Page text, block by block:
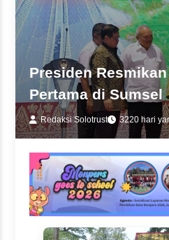
Presiden
Pertama di Sumsel
Redaksi Solotrust 3220 hari